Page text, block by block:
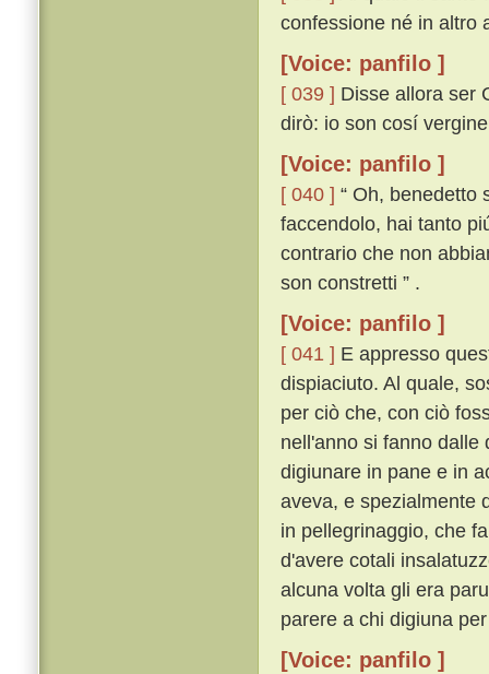
confessione né in altro
[Voice: panfilo ]
[ 039 ] Disse allora ser
dirò: io son cosí
[Voice: panfilo ]
[ 040 ] “ Oh, benedetto
faccendolo, hai tanto
contrario che non
son constretti ” .
[Voice: panfilo ]
[ 041 ] E appresso
dispiaciuto. Al quale,
per ciò che, con ciò
nell'anno si fanno
digiunare in pane e in
aveva, e spezialmente
in pellegrinaggio, che
d'avere cotali
alcuna volta gli era
parere a chi digiuna
[Voice: panfilo ]